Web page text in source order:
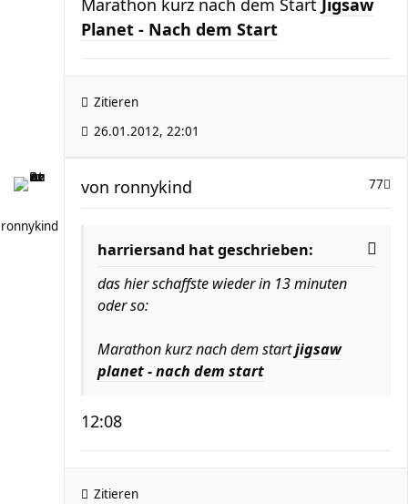
Marathon kurz nach dem Start Jigsaw
Planet - Nach dem Start
Zitieren
26.01.2012, 22:01
ronnykind
77
von ronnykind
harriersand hat geschrieben:
das hier schaffste wieder in 13 minuten
oder so:
Marathon kurz nach dem startjigsaw
planet - nach dem start
12:08
Zitieren